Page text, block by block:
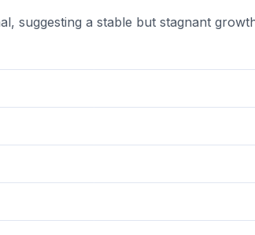
suggesting a stable but stagnant